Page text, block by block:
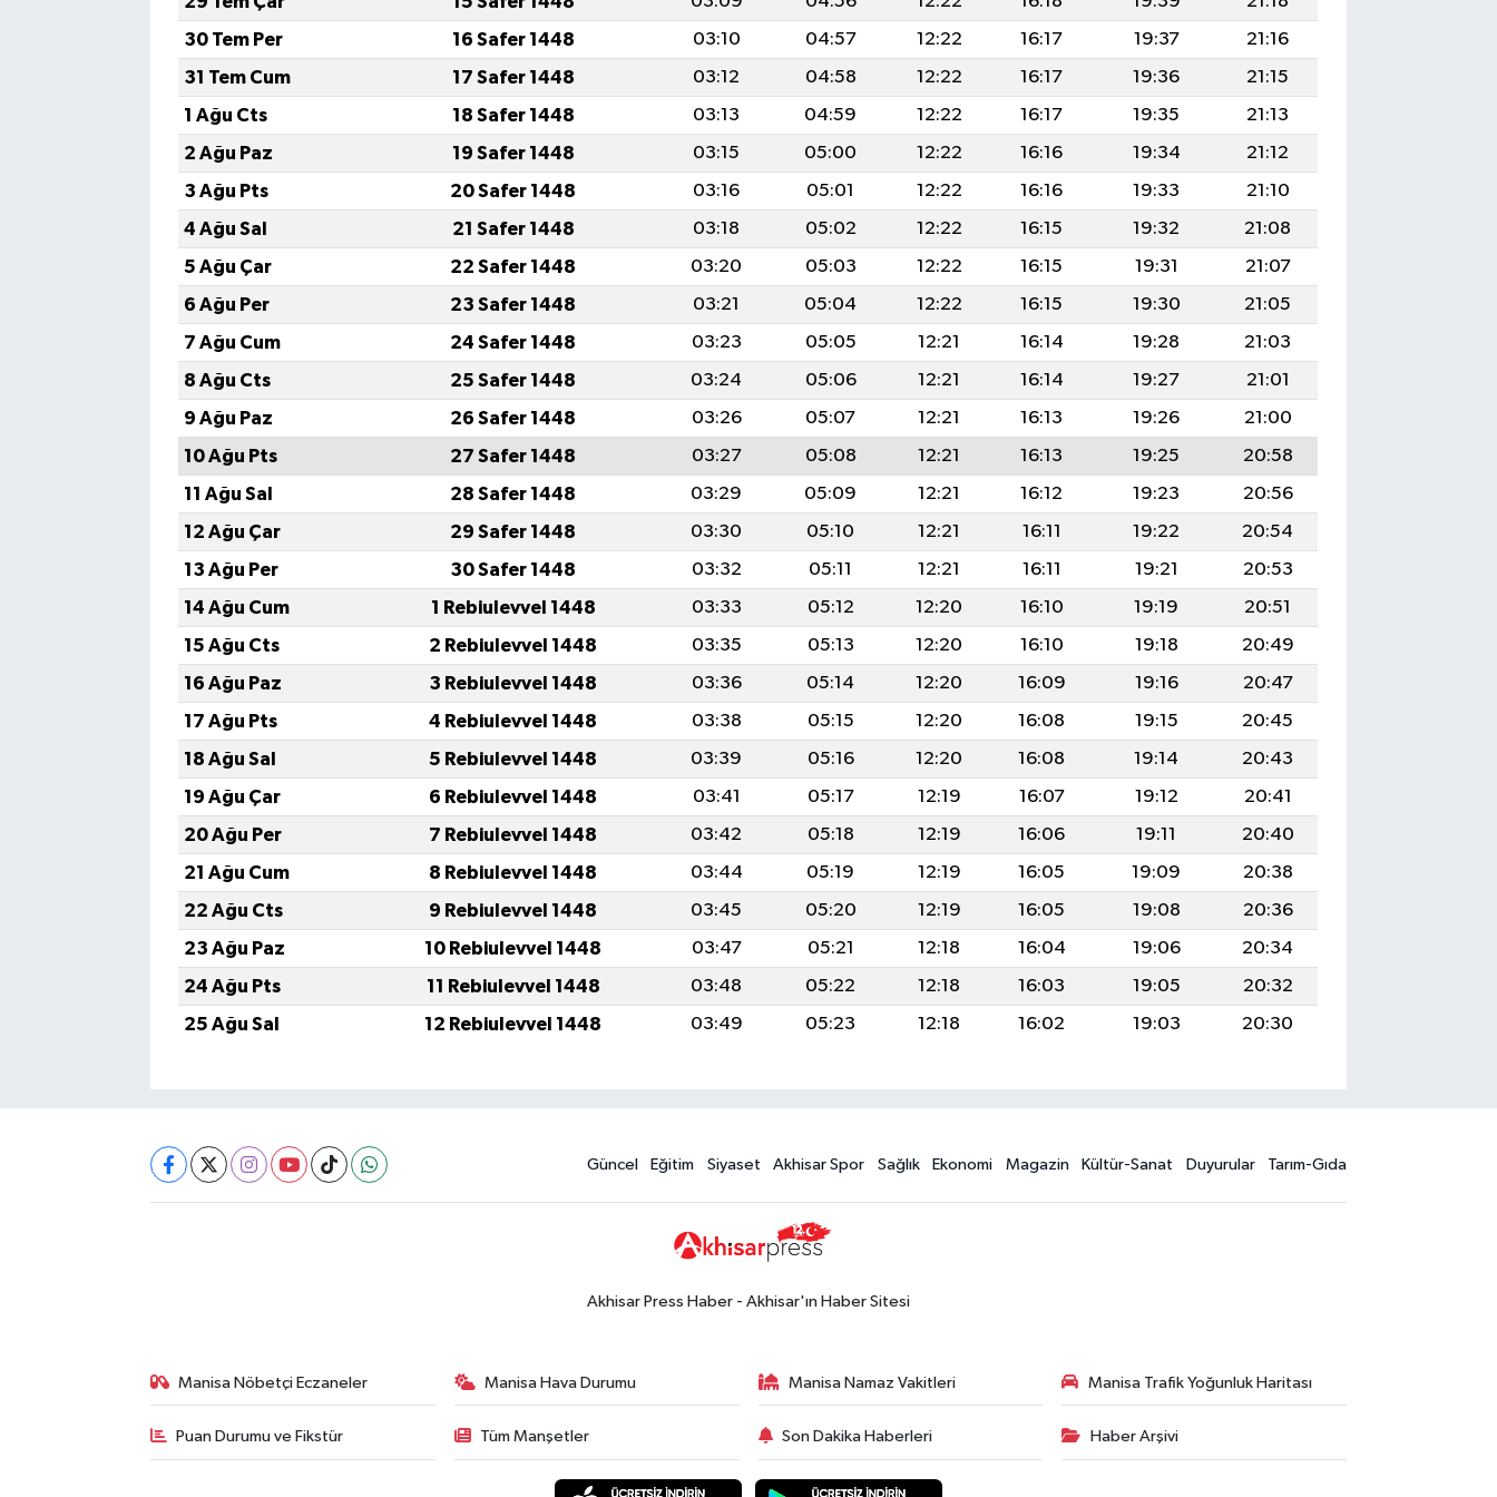
30 Tem Per
16 Safer 1448 03:10 04:57 12:22 16:17 19:37
21:16
31 Tem Cum
17 Safer 1448 03:12 04:58 12:22 16:17 19:36
21:15
1 Ağu Cts
18 Safer 1448 03:13 04:59 12:22 16:17 19:35
21:13
2 Ağu Paz
19 Safer 1448 03:15 05:00 12:22 16:16 19:34
21:12
3 Ağu Pts
20 Safer 1448 03:16 05:01 12:22 16:16 19:33
21:10
4 Ağu Sal
21 Safer 1448 03:18 05:02 12:22 16:15 19:32
21:08
5 Ağu Çar
22 Safer 1448 03:20 05:03 12:22 16:15 19:31
21:07
6 Ağu Per
23 Safer 1448 03:21 05:04 12:22 16:15 19:30
21:05
7 Ağu Cum
24 Safer 1448 03:23 05:05 12:21 16:14 19:28
21:03
8 Ağu Cts
25 Safer 1448 03:24 05:06 12:21 16:14 19:27
21:01
9 Ağu Paz
26 Safer 1448 03:26 05:07 12:21 16:13 19:26
21:00
10 Ağu Pts
27 Safer 1448 03:27 05:08 12:21 16:13 19:25
20:58
11 Ağu Sal
28 Safer 1448 03:29 05:09 12:21 16:12 19:23
20:56
12 Ağu Çar
29 Safer 1448 03:30 05:10 12:21 16:11 19:22
20:54
13 Ağu Per
30 Safer 1448 03:32 05:11 12:21 16:11 19:21
20:53
14 Ağu Cum
1 Rebiulevvel 1448 03:33 05:12 12:20 16:10 19:19
20:51
15 Ağu Cts
2 Rebiulevvel 1448 03:35 05:13 12:20 16:10 19:18
20:49
16 Ağu Paz
3 Rebiulevvel 1448 03:36 05:14 12:20 16:09 19:16
20:47
17 Ağu Pts
4 Rebiulevvel 1448 03:38 05:15 12:20 16:08 19:15
20:45
18 Ağu Sal
5 Rebiulevvel 1448 03:39 05:16 12:20 16:08 19:14
20:43
19 Ağu Çar
6 Rebiulevvel 1448 03:41 05:17 12:19 16:07 19:12
20:41
20 Ağu Per
7 Rebiulevvel 1448 03:42 05:18 12:19 16:06 19:11
20:40
21 Ağu Cum
8 Rebiulevvel 1448 03:44 05:19 12:19 16:05 19:09
20:38
22 Ağu Cts
9 Rebiulevvel 1448 03:45 05:20 12:19 16:05 19:08
20:36
23 Ağu Paz
10 Rebiulevvel 1448 03:47 05:21 12:18 16:04 19:06
20:34
24 Ağu Pts
11 Rebiulevvel 1448 03:48 05:22 12:18 16:03 19:05
20:32
25 Ağu Sal
12 Rebiulevvel 1448 03:49 05:23 12:18 16:02 19:03 20:30
Güncel Eğitim Siyaset Akhisar Spor Sağlık Ekonomi Magazin Kültür-Sanat Duyurular Tarım-Gıda
Akhisar Press Haber - Akhisar'ın Haber Sitesi
Manisa Nöbetçi Eczaneler Manisa Hava Durumu Manisa Namaz Vakitleri Manisa Trafik Yoğunluk Haritası
Puan Durumu ve Fikstür Tüm Manşetler Son Dakika Haberleri Haber Arşivi
Akhisar Emlak